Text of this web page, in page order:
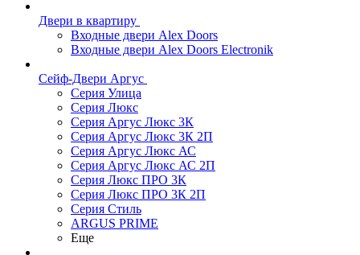
Двери в квартиру
Входные двери Alex Doors
Входные двери Alex Doors Electronik
Сейф-Двери Аргус
Серия Улица
Серия Люкс
Серия Аргус Люкс 3К
Серия Аргус Люкс 3К 2П
Серия Аргус Люкс АС
Серия Аргус Люкс АС 2П
Серия Люкс ПРО 3К
Серия Люкс ПРО 3К 2П
Серия Стиль
ARGUS PRIME
Еще